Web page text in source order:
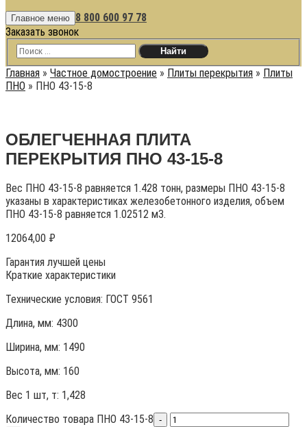
Главное меню 8 800 600 97 78
Заказать звонок
Главная » Частное домостроение » Плиты перекрытия » Плиты
ПНО » ПНО 43-15-8
ОБЛЕГЧЕННАЯ ПЛИТА
ПЕРЕКРЫТИЯ ПНО 43-15-8
Вес ПНО 43-15-8 равняется 1.428 тонн, размеры ПНО 43-15-8
указаны в характеристиках железобетонного изделия, объем
ПНО 43-15-8 равняется 1.02512 м3.
12064,00 ₽
Гарантия лучшей цены
Краткие характеристики
Технические условия: ГОСТ 9561
Длина, мм: 4300
Ширина, мм: 1490
Высота, мм: 160
Вес 1 шт, т: 1,428
Количество товара ПНО 43-15-8 -